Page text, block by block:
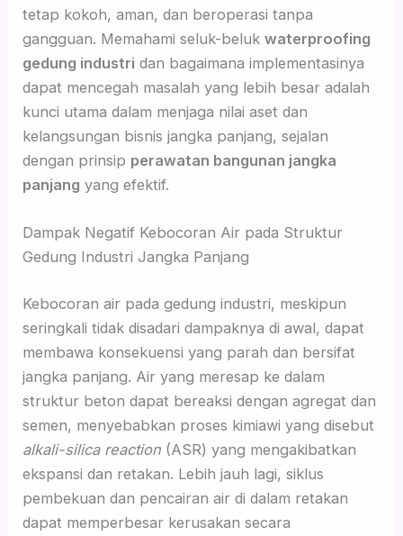
tetap kokoh, aman, dan beroperasi tanpa
gangguan. Memahami seluk-belukwaterproofing
gedung industri dan bagaimana implementasinya
dapat mencegah masalah yang lebih besar adalah
kunci utama dalam menjaga nilai aset dan
kelangsungan bisnis jangka panjang, sejalan
dengan prinsip perawatan bangunan jangka
panjang yang efektif.
Dampak Negatif Kebocoran Air pada Struktur
Gedung Industri Jangka Panjang
Kebocoran air pada gedung industri, meskipun
seringkali tidak disadari dampaknya di awal, dapat
membawa konsekuensi yang parah dan bersifat
jangka panjang. Air yang meresap ke dalam
struktur beton dapat bereaksi dengan agregat dan
semen, menyebabkan proses kimiawi yang disebut
alkali-silica reaction (ASR) yang mengakibatkan
ekspansi dan retakan. Lebih jauh lagi, siklus
pembekuan dan pencairan air di dalam retakan
dapat memperbesar kerusakan secara